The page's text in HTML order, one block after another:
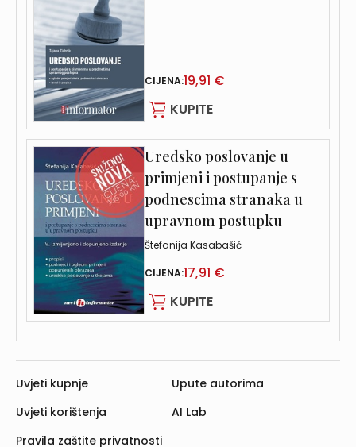
CIJENA:19,91 €
KUPITE
Uredsko poslovanje u
primjeni i postupanje s
podnescima stranaka u
upravnom postupku
Štefanija Kasabašić
CIJENA:17,91 €
KUPITE
Uvjeti kupnje
Uvjeti korištenja
Pravila zaštite privatnosti
Upute autorima
AI Lab